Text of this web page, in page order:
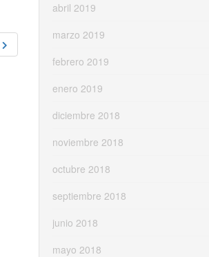
abril 2019
marzo 2019
febrero 2019
enero 2019
diciembre 2018
noviembre 2018
octubre 2018
septiembre 2018
junio 2018
mayo 2018